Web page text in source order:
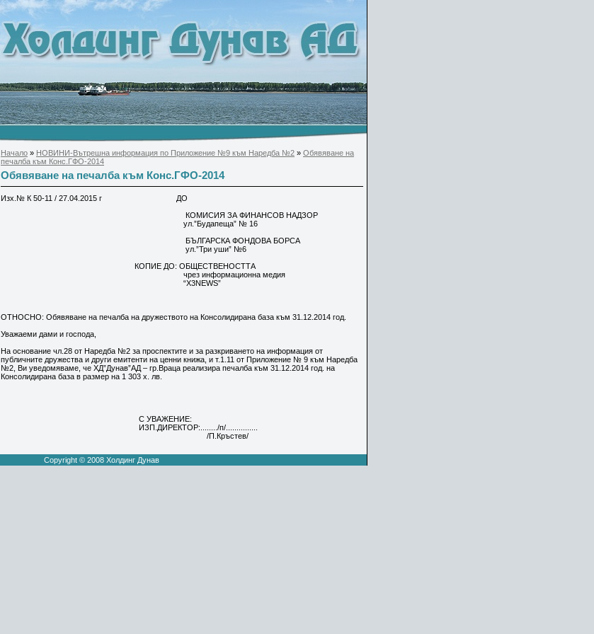
Начало » НОВИНИ-Вътрешна информация по Приложение №9 към Наредба №2 » Обявяване на
печалба към Конс.ГФО-2014
Обявяване на печалба към Конс.ГФО-2014
Изх.№ К 50-11 / 27.04.2015 г ДО
КОМИСИЯ ЗА ФИНАНСОВ НАДЗОР
ул.”Будапеща” № 16
БЪЛГАРСКА ФОНДОВА БОРСА
ул.”Три уши” №6
КОПИЕ ДО: ОБЩЕСТВЕНОСТТА
чрез информационна медия
“X3NEWS”
ОТНОСНО: Обявяване на печалба на дружеството на Консолидирана база към 31.12.2014 год.
Уважаеми дами и господа,
На основание чл.28 от Наредба №2 за проспектите и за разкриването на информация от
публичните дружества и други емитенти на ценни книжа, и т.1.11 от Приложение № 9 към Наредба
№2, Ви уведомяваме, че ХД”Дунав”АД – гр.Враца реализира печалба към 31.12.2014 год. на
Консолидирана база в размер на 1 303 х. лв.
С УВАЖЕНИЕ:
ИЗП.ДИРЕКТОР:......../п/...............
/П.Кръстев/
Copyright © 2008 Холдинг Дунав